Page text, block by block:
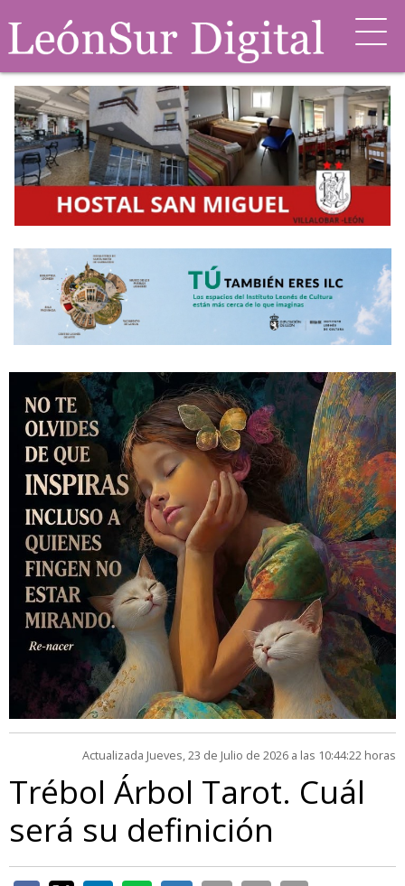
Actualizada Jueves, 23 de Julio de 2026 a las 10:44:22 horas
Trébol Árbol Tarot. Cuál
será su definición